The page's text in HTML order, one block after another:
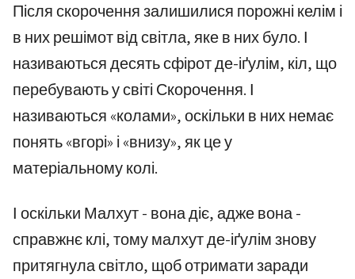
Після скорочення залишилися порожні келім і
в них решімот від світла, яке в них було. І
називаються десять сфірот де-іґулім, кіл, що
перебувають у світі Скорочення. І
називаються «колами», оскільки в них немає
понять «вгорі» і «внизу», як це у
матеріальному колі.
І оскільки Малхут - вона діє, адже вона -
справжнє клі, тому малхут де-іґулім знову
притягнула світло, щоб отримати заради